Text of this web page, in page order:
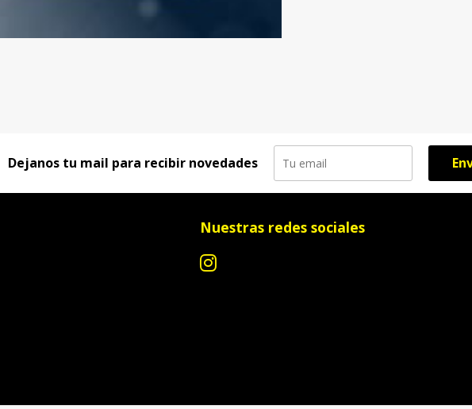
Dejanos tu mail para recibir novedades
Nuestras redes sociales